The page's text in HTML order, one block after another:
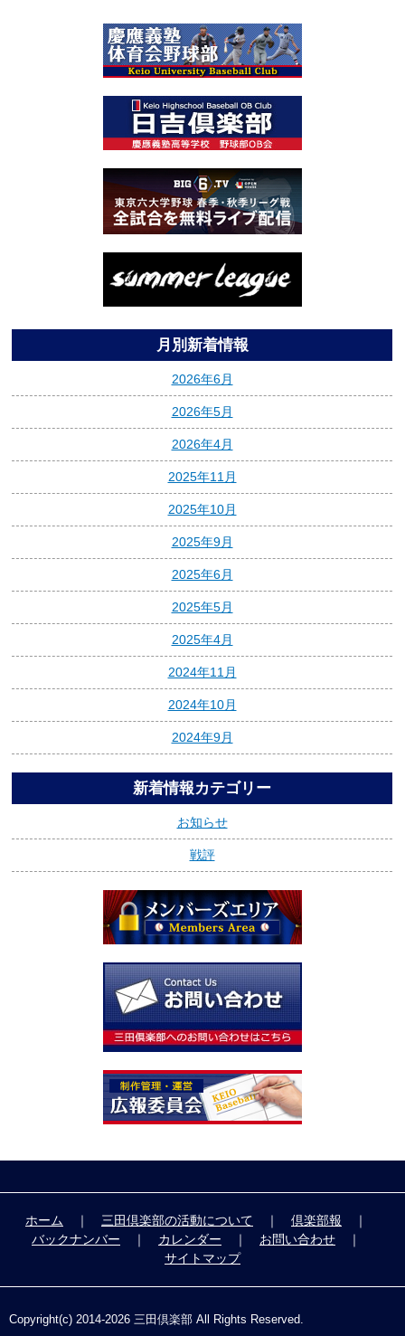
月別新着情報
2026年6月
2026年5月
2026年4月
2025年11月
2025年10月
2025年9月
2025年6月
2025年5月
2025年4月
2024年11月
2024年10月
2024年9月
新着情報カテゴリー
お知らせ
戦評
ホーム ｜ 三田倶楽部の活動について ｜ 倶楽部報 ｜
バックナンバー ｜ カレンダー ｜ お問い合わせ ｜
サイトマップ
Copyright(c) 2014-2026 三田倶楽部 All Rights Reserved.